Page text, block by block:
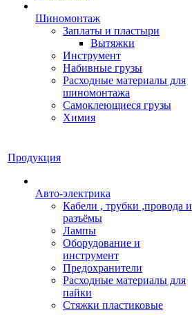
Шиномонтаж
Заплаты и пластыри
Вытяжки
Инструмент
Набивные грузы
Расходные материалы для
шиномонтажа
Самоклеющиеся грузы
Химия
Продукция
Авто-электрика
Кабели , трубки ,провода и
разъёмы
Лампы
Оборудование и
инструмент
Предохранители
Расходные материалы для
пайки
Стяжки пластиковые